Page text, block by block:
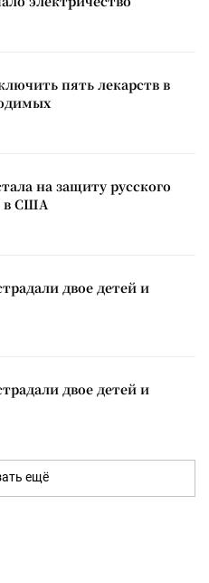
пять лекарств в
на защиту русского
в США
двое детей и
двое детей и
ещё